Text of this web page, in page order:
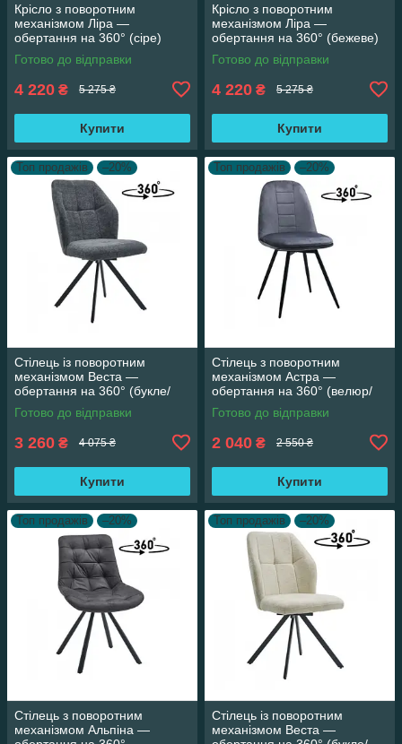
Крісло з поворотним
механізмом Ліра —
обертання на 360° (сіре)
Готово до відправки
4 220 ₴ 5 275 ₴
Купити
Крісло з поворотним
механізмом Ліра —
обертання на 360° (бежеве)
Готово до відправки
4 220 ₴ 5 275 ₴
Купити
Топ продажів –20%
Стілець із поворотним
механізмом Веста —
обертання на 360° (букле/
сірий)
Готово до відправки
3 260 ₴ 4 075 ₴
Купити
Топ продажів –20%
Стілець з поворотним
механізмом Астра —
обертання на 360° (велюр/
темно-сірий)
Готово до відправки
2 040 ₴ 2 550 ₴
Купити
Топ продажів –20%
Стілець з поворотним
механізмом Альпіна —
Топ продажів –20%
Стілець із поворотним
механізмом Веста —